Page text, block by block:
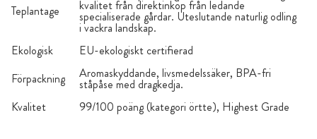
Teplantage kvalitet från direktinköp från ledande
specialiserade gårdar. Uteslutande naturlig odling
i vackra landskap.
Ekologisk
EU-ekologiskt certifierad
Förpackning
Aromaskyddande, livsmedelssäker, BPA-fri
ståpåse med dragkedja.
Kvalitet
99/100 poäng (kategori örtte), Highest Grade